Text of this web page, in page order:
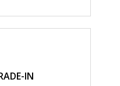
IN